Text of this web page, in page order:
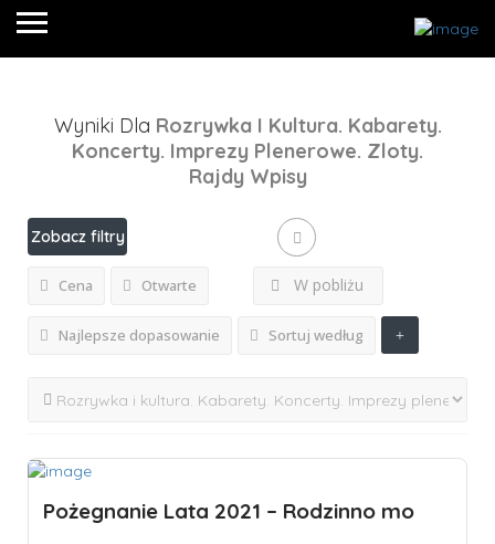
Wyniki Dla Rozrywka I Kultura. Kabarety.
Koncerty. Imprezy Plenerowe. Zloty.
Rajdy Wpisy
Zobacz filtry
Cena Otwarte W pobliżu
Najlepsze dopasowanie Sortuj według
Pożegnanie Lata 2021 – Rodzinno mo